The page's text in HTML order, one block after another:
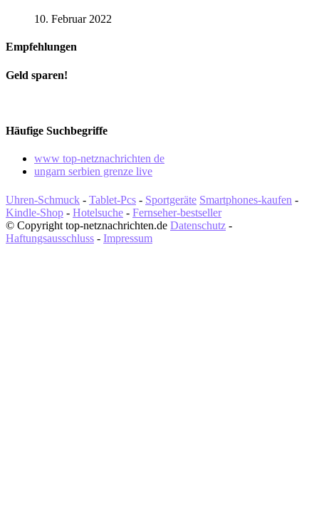
10. Februar 2022
Empfehlungen
Geld sparen!
Häufige Suchbegriffe
www top-netznachrichten de
ungarn serbien grenze live
Uhren-Schmuck - Tablet-Pcs - Sportgeräte Smartphones-kaufen -
Kindle-Shop - Hotelsuche - Fernseher-bestseller
© Copyright top-netznachrichten.de Datenschutz -
Haftungsausschluss - Impressum